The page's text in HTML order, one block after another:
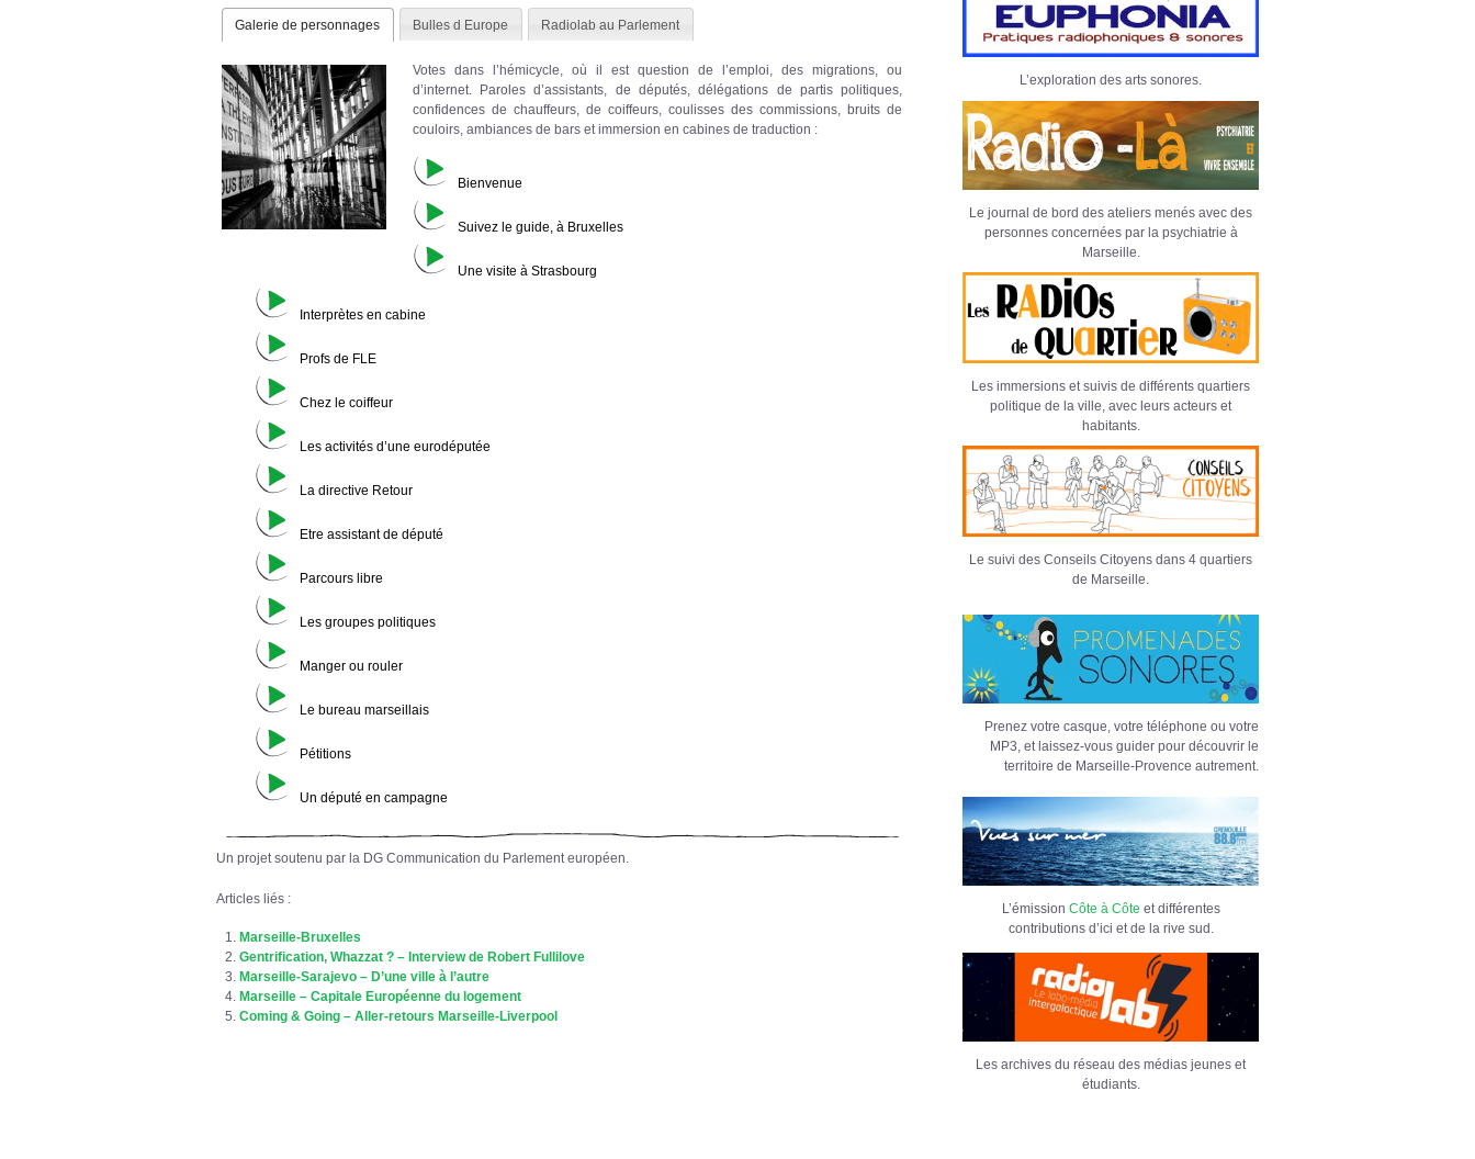
Galerie de personnages Bulles d Europe Radiolab au Parlement
Votes dans l’hémicycle, où il est question de l’emploi, des migrations, ou
d’internet. Paroles d’assistants, de députés, délégations de partis politiques,
confidences de chauffeurs, de coiffeurs, coulisses des commissions, bruits de
couloirs, ambiances de bars et immersion en cabines de traduction :
Bienvenue
Suivez le guide, à Bruxelles
Une visite à Strasbourg
Interprètes en cabine
Profs de FLE
Chez le coiffeur
Les activités d’une eurodéputée
La directive Retour
Etre assistant de député
Parcours libre
Les groupes politiques
Manger ou rouler
Le bureau marseillais
Pétitions
Un député en campagne
Un projet soutenu par la DG Communication du Parlement européen.
Articles liés :
Marseille-Bruxelles
Gentrification, Whazzat ? – Interview de Robert Fullilove
Marseille-Sarajevo – D’une ville à l’autre
Marseille – Capitale Européenne du logement
Coming & Going – Aller-retours Marseille-Liverpool
L’exploration des arts sonores.
Le journal de bord des ateliers menés avec des
personnes concernées par la psychiatrie à
Marseille.
Les immersions et suivis de différents quartiers
politique de la ville, avec leurs acteurs et
habitants.
Le suivi des Conseils Citoyens dans 4 quartiers
de Marseille.
Prenez votre casque, votre téléphone ou votre
MP3, et laissez-vous guider pour découvrir le
territoire de Marseille-Provence autrement.
L’émission Côte à Côte et différentes
contributions d’ici et de la rive sud.
Les archives du réseau des médias jeunes et
étudiants.